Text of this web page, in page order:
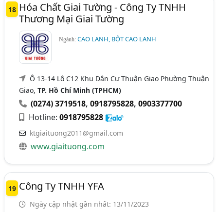
18 Hóa Chất Giai Tường - Công Ty TNHH
Thương Mại Giai Tường
Ngành:CAO LANH, BỘT CAO LANH
Ô 13-14 Lô C12 Khu Dân Cư Thuận Giao Phường Thuận
Giao,TP. Hồ Chí Minh (TPHCM)
(0274) 3719518,0918795828,0903377700
Hotline:0918795828
ktgiaituong2011@gmail.com
www.giaituong.com
19 Công Ty TNHH YFA
Ngày cập nhật gần nhất: 13/11/2023